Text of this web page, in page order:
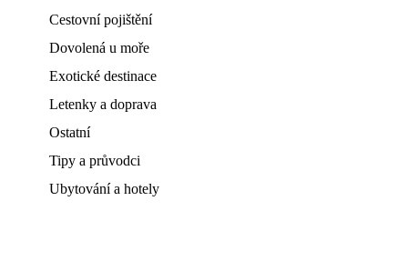
Cestovní pojištění
Dovolená u moře
Exotické destinace
Letenky a doprava
Ostatní
Tipy a průvodci
Ubytování a hotely